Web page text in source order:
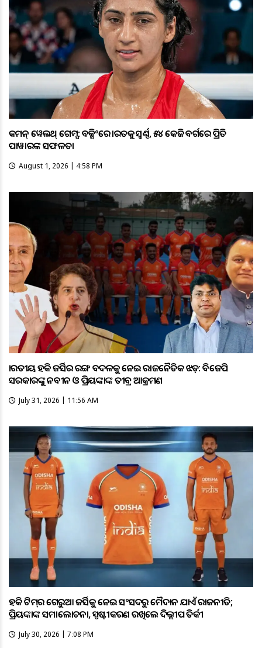
କମନ୍ ୱେଲଥ୍ ଗେମ୍ସ: ବକ୍ସିଂରେ ଭାରତକୁ ସ୍ବର୍ଣ୍ଣ, ୫୪ କେଜି ବର୍ଗରେ ପ୍ରିତି
ପାୱାରଙ୍କ ସଫଳତା
August 1, 2026 | 4:58 PM
ଭାରତୀୟ ହକି ଜର୍ସିର ରଙ୍ଗ ବଦଳକୁ ନେଇ ରାଜନୈତିକ ଝଡ଼: ବିଜେପି
ସରକାରଙ୍କୁ ନବୀନ ଓ ପ୍ରିୟଙ୍କାଙ୍କ ତୀବ୍ର ଆକ୍ରମଣ
July 31, 2026 | 11:56 AM
ହକି ଟିମ୍‌ର ଗେରୁଆ ଜର୍ସିକୁ ନେଇ ସଂସଦରୁ ମୈଦାନ ଯାଏଁ ରାଜନୀତି;
ପ୍ରିୟଙ୍କାଙ୍କ ସମାଲୋଚନା, ସ୍ପଷ୍ଟୀକରଣ ରଖିଲେ ଦିଲ୍ଲୀପ ତିର୍କୀ
July 30, 2026 | 7:08 PM